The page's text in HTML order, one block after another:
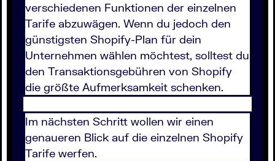
verschiedenen Funktionen der einzelnen
Tarife abzuwägen. Wenn du jedoch den
günstigsten Shopify-Plan für dein
Unternehmen wählen möchtest, solltest du
den Transaktionsgebühren von Shopify
die größte Aufmerksamkeit schenken.
Im nächsten Schritt wollen wir einen
genaueren Blick auf die einzelnen Shopify
Tarife werfen.